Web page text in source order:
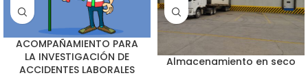
ACOMPAÑAMIENTO PARA
LA INVESTIGACIÓN DE
ACCIDENTES LABORALES
Almacenamiento en seco